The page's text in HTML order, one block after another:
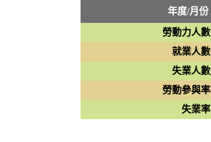
年度/月份
勞動力人數
就業人數
失業人數
勞動參與率
失業率